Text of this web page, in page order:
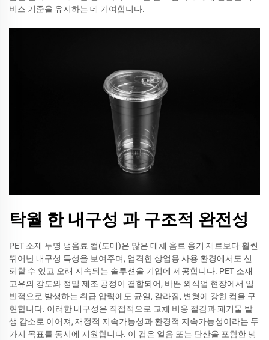
비스 기준을 유지하는 데 기여합니다.
탁월 한 내구성 과 구조적 완전성
PET 소재 투명 냉음료 컵(도매)은 많은 대체 음료 용기 재료보다 훨씬
뛰어난 내구성 특성을 보여주며, 엄격한 상업용 사용 환경에서도 신
뢰할 수 있고 오래 지속되는 솔루션을 기업에 제공합니다. PET 소재
고유의 강도와 정밀 제조 공정이 결합되어, 바쁜 외식업 현장에서 일
반적으로 발생하는 취급 압력에도 균열, 갈라짐, 변형에 강한 컵을 구
현합니다. 이러한 내구성은 직접적으로 교체 비용 절감과 폐기물 발
생 감소로 이어져, 재정적 지속가능성과 환경적 지속가능성이라는 두
가지 목표를 동시에 지원합니다. 이 컵은 얼음 또는 탄산을 포함한 냉